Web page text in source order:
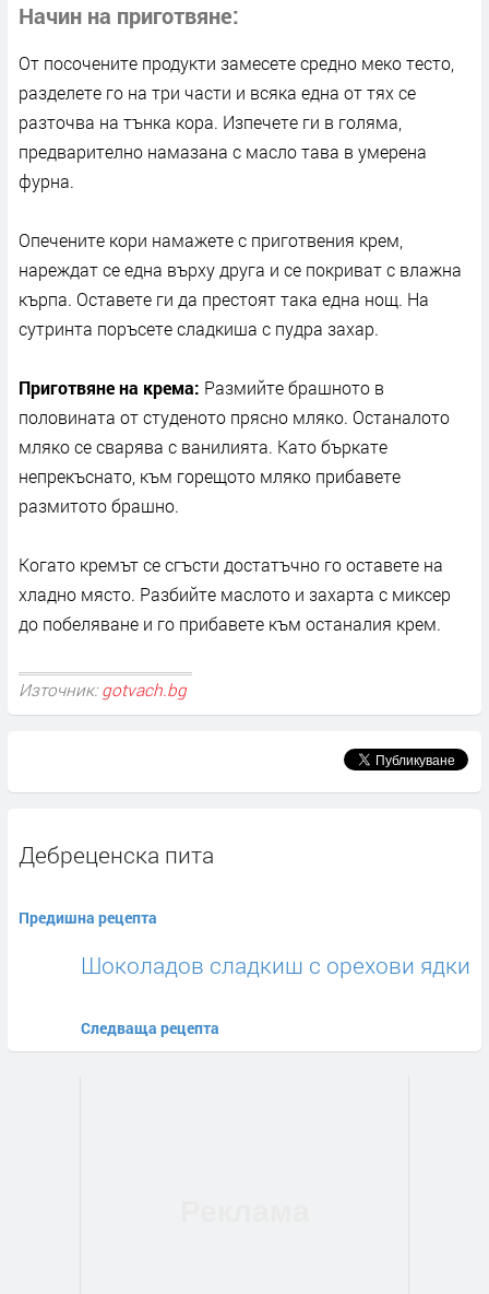
Начин на приготвяне
От посочените продукти замесете средно меко тесто,
разделете го на три части и всяка една от тях се
разточва на тънка кора. Изпечете ги в голяма,
предварително намазана с масло тава в умерена
фурна.
Опечените кори намажете с приготвения крем,
нареждат се една върху друга и се покриват с влажна
кърпа. Оставете ги да престоят така една нощ. На
сутринта поръсете сладкиша с пудра захар.
Приготвяне на крема: Размийте брашното в
половината от студеното прясно мляко. Останалото
мляко се сварява с ванилията. Като бъркате
непрекъснато, към горещото мляко прибавете
размитото брашно.
Когато кремът се сгъсти достатъчно го оставете на
хладно място. Разбийте маслото и захарта с миксер
до побеляване и го прибавете към останалия крем.
Източник: gotvach.bg
Дебреценска пита
Предишна рецепта
Шоколадов сладкиш с орехови ядки
Следваща рецепта